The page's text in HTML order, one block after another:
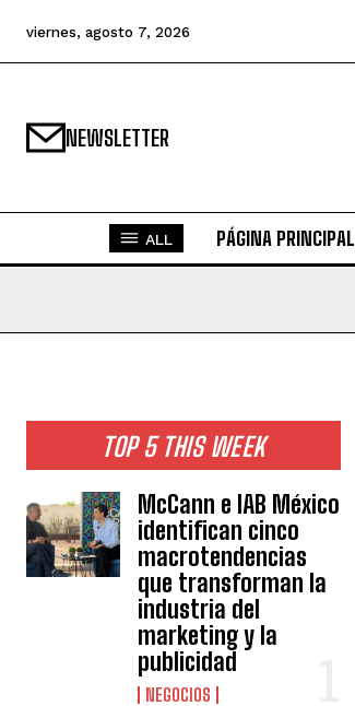
viernes, agosto 7, 2026
NEWSLETTER
ALL PÁGINA PRINCIPAL
TOP 5 THIS WEEK
McCann e IAB México
identifican cinco
macrotendencias
que transforman la
industria del
marketing y la
publicidad
NEGOCIOS